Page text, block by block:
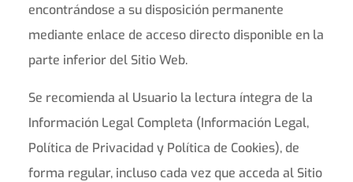
encontrándose a su disposición permanente
mediante enlace de acceso directo disponible en la
parte inferior del Sitio Web.
Se recomienda al Usuario la lectura íntegra de la
Información Legal Completa (Información Legal,
Política de Privacidad y Política de Cookies), de
forma regular, incluso cada vez que acceda al Sitio